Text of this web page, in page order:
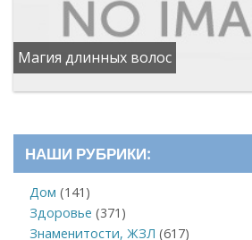
Магия длинных волос
НАШИ РУБРИКИ:
Дом (141)
Здоровье (371)
Знаменитости, ЖЗЛ (617)